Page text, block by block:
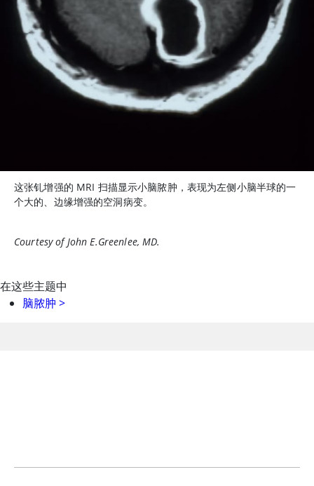
这张钆增强的 MRI 扫描显示小脑脓肿，表现为左侧小脑半球的一
个大的、边缘增强的空洞病变。
Courtesy of John E.Greenlee, MD.
在这些主题中
脑脓肿 >